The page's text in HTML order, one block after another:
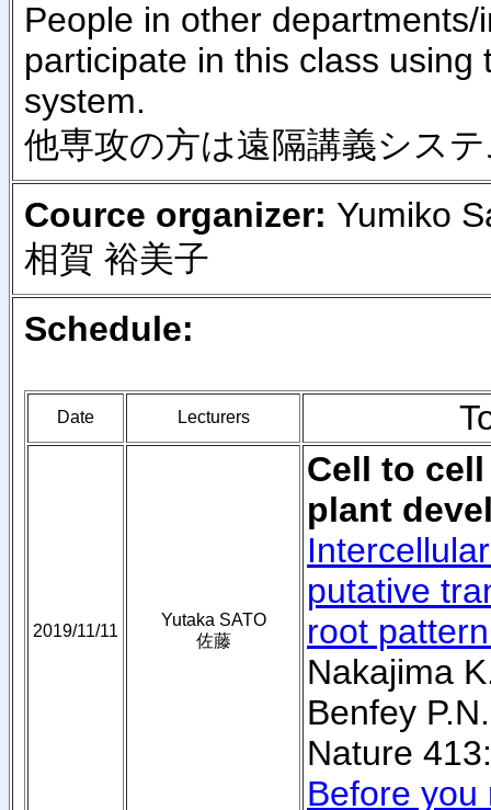
People in other
participate in this class using
system.
他専攻の方は遠隔講義シス
Cource organizer: Yumiko
相賀 裕美子
Schedule:
Date Lecturers
2019/11/11
Yutaka SATO
佐藤
Cell to
plant
putative
root
Nakajima
Benfey
Nature
Before you